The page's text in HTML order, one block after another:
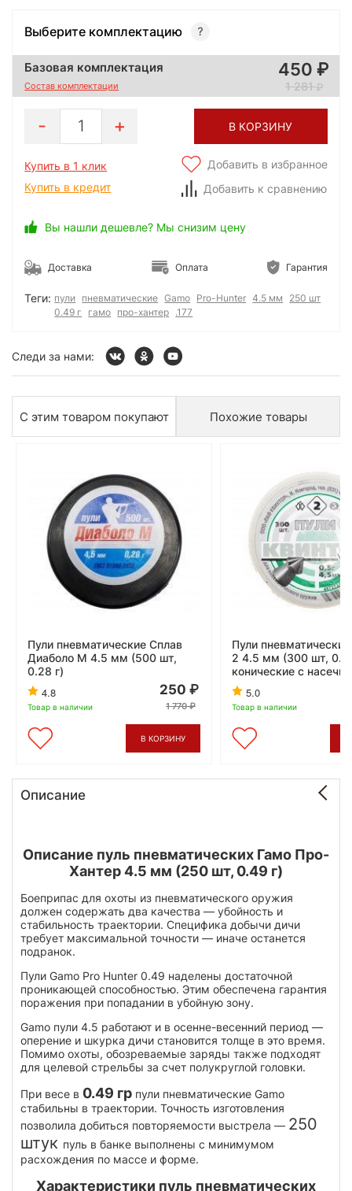
Выберите комплектацию
Базовая комплектация
Состав комплектации
450
1 281
1 В КОРЗИНУ
Купить в 1 клик
Купить в кредит
Добавить в избранное
Добавить к сравнению
Вы нашли дешевле? Мы снизим цену
Доставка Оплата Гарантия
Теги: пули пневматические Gamo Pro-Hunter 4.5 мм
250 шт
0.49 г
гамо про-хантер .177
Следи за нами:
С этим товаром покупают Похожие товары
Пули пневматические Сплав
Диаболо М 4.5 мм (500 шт,
0.28 г)
4.8
Товар в наличии
250
1 770
В КОРЗИНУ
Пули
2 4.5 мм (300 шт, 0.5
конические с
5.0
Товар в наличии
Описание
Описание пуль пневматических Гамо Про-
Хантер 4.5 мм (250 шт, 0.49 г)
Боеприпас для охоты из пневматического оружия
должен содержать два качества — убойность и
стабильность траектории. Специфика добычи дичи
требует максимальной точности — иначе останется
подранок.
Пули Gamo Pro Hunter 0.49 наделены достаточной
проникающей способностью. Этим обеспечена гарантия
поражения при попадании в убойную зону.
Gamo пули 4.5 работают и в осенне-весенний период —
оперение и шкурка дичи становится толще в это время.
Помимо охоты, обозреваемые заряды также подходят
для целевой стрельбы за счет полукруглой головки.
При весе в 0.49 гр пули пневматические Gamo
стабильны в траектории. Точность изготовления
позволила добиться повторяемости выстрела — 250
штук пуль в банке выполнены с минимумом
расхождения по массе и форме.
Характеристики пуль пневматических